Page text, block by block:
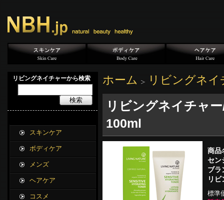
ホーム リビングネイ
リビングネイチャ
100ml
商品
セン
ブラ
リ
標準
リビングネイチャーから検索
検索
スキンケア
ボディケア
メンズ
ヘアケア
コスメ